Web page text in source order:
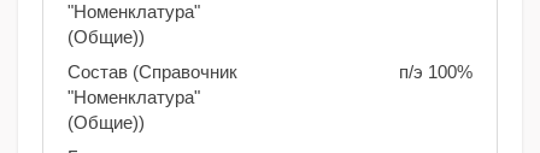
"Номенклатура"
(Общие))
Состав (Справочник
"Номенклатура"
(Общие))
п/э 100%